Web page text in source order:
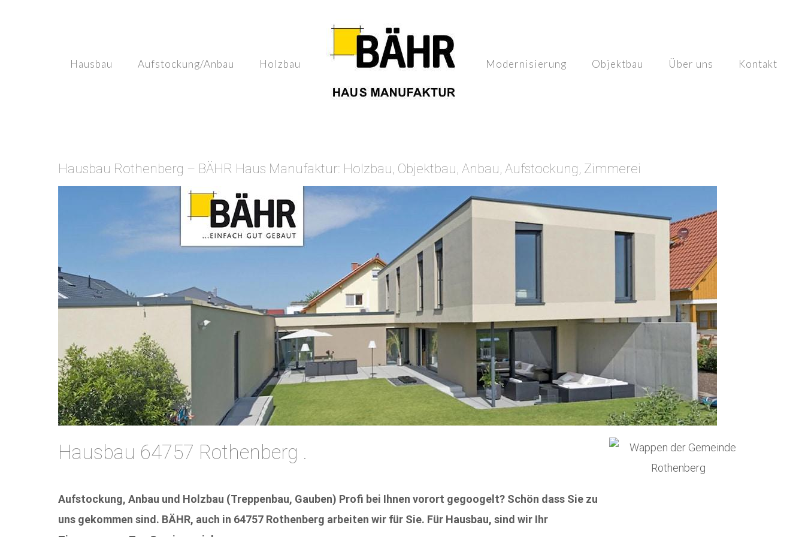
Hausbau
Aufstockung/Anbau Holzbau Modernisierung Objektbau Über uns Kontakt
Hausbau Rothenberg – BÄHR Haus Manufaktur: Holzbau, Objektbau, Anbau, Aufstockung, Zimmerei
Hausbau 64757 Rothenberg .
Aufstockung, Anbau und Holzbau (Treppenbau, Gauben) Profi bei Ihnen vorort gegoogelt? Schön dass Sie zu
uns gekommen sind. BÄHR, auch in 64757 Rothenberg arbeiten wir für Sie. Für Hausbau, sind wir Ihr